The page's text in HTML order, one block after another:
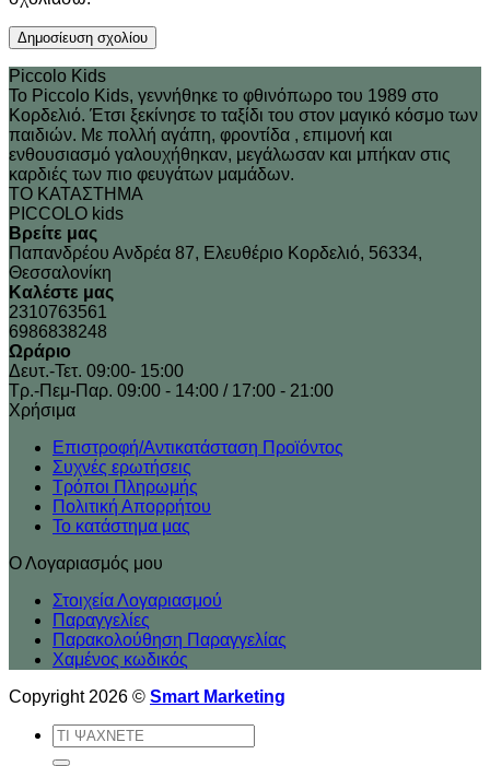
Piccolo Kids
Το Piccolo Kids, γεννήθηκε το φθινόπωρο του 1989 στo
Κορδελιό. Έτσι ξεκίνησε το ταξίδι του στον μαγικό κόσμο των
παιδιών. Με πολλή αγάπη, φροντίδα , επιμονή και
ενθουσιασμό γαλουχήθηκαν, μεγάλωσαν και μπήκαν στις
καρδιές των πιο φευγάτων μαμάδων.
ΤΟ ΚΑΤΑΣΤΗΜΑ
PICCOLO kids
Βρείτε μας
Παπανδρέου Ανδρέα 87, Ελευθέριο Κορδελιό, 56334,
Θεσσαλονίκη
Καλέστε μας
2310763561
6986838248
Ωράριο
Δευτ.-Τετ. 09:00- 15:00
Τρ.-Πεμ-Παρ. 09:00 - 14:00 / 17:00 - 21:00
Xρήσιμα
Επιστροφή/Αντικατάσταση Προϊόντος
Συχνές ερωτήσεις
Τρόποι Πληρωμής
Πολιτική Απορρήτου
Το κατάστημα μας
Ο Λογαριασμός μου
Στοιχεία Λογαριασμού
Παραγγελίες
Παρακολούθηση Παραγγελίας
Χαμένος κωδικός
Copyright 2026 © Smart Marketing
Αναζήτηση
για: